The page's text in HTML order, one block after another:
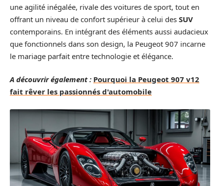
une agilité inégalée, rivale des voitures de sport, tout en
offrant un niveau de confort supérieur à celui des SUV
contemporains. En intégrant des éléments aussi audacieux
que fonctionnels dans son design, la Peugeot 907 incarne
le mariage parfait entre technologie et élégance.
A découvrir également : Pourquoi la Peugeot 907 v12
fait rêver les passionnés d'automobile